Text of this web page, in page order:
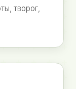
творог,